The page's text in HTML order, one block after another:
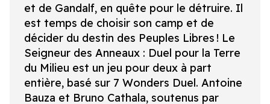
et de Gandalf, en quête pour le détruire. Il
est temps de choisir son camp et de
décider du destin des Peuples Libres ! Le
Seigneur des Anneaux : Duel pour la Terre
du Milieu est un jeu pour deux à part
entière, basé sur 7 Wonders Duel. Antoine
Bauza et Bruno Cathala, soutenus par